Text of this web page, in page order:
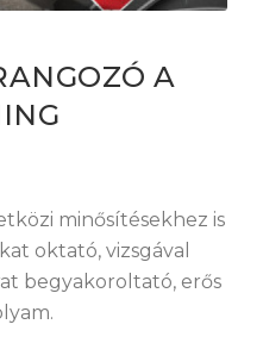
A
minősítésekhez is
oktató, vizsgával
begyakoroltató, erős